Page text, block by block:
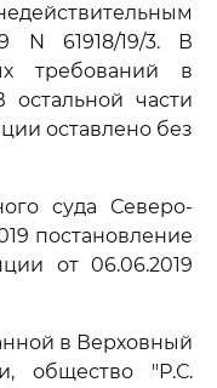
N 61918/19/3. В
требований в
остальной части
оставлено без
суда Северо-
постановление
от 06.06.2019
в Верховный
общество "Р.С.